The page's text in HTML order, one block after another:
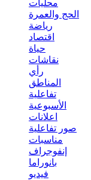
محليات
الحج والعمرة
رياضة
اقتصاد
حياة
نقاشات
رأي
المناطق
تفاعلية
الأسبوعية
اعلانات
صور تفاعلية
مناسبات
إنفوجراف
بانوراما
فيديو